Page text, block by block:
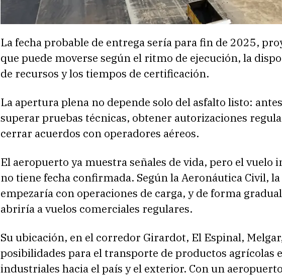
La fecha probable de entrega sería para fin de 2025,
que puede moverse según el ritmo de ejecución, la
de recursos y los tiempos de certificación.
La apertura plena no depende solo del asfalto listo:
superar pruebas técnicas, obtener autorizaciones
cerrar acuerdos con operadores aéreos.
El aeropuerto ya muestra señales de vida, pero el vuelo
no tiene fecha confirmada. Según la Aeronáutica Civil,
empezaría con operaciones de carga, y de forma
abriría a vuelos comerciales regulares.
Su ubicación, en el corredor Girardot, El Espinal,
posibilidades para el transporte de productos agrícolas e
industriales hacia el país y el exterior. Con un